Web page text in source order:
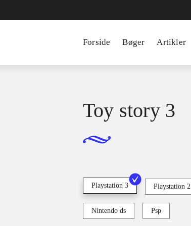
Forside Bøger Artikler
Toy story 3
Playstation 3 Playstation 2
Nintendo ds Psp